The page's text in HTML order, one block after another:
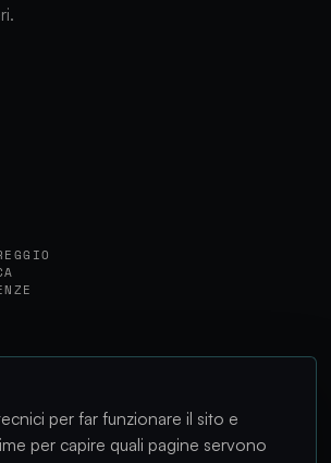
per far funzionare il sito e
per capire quali pagine servono